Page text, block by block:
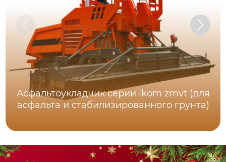
Асфальтоукладчик серии ikom zmvt (для
асфальта и стабилизированного грунта)